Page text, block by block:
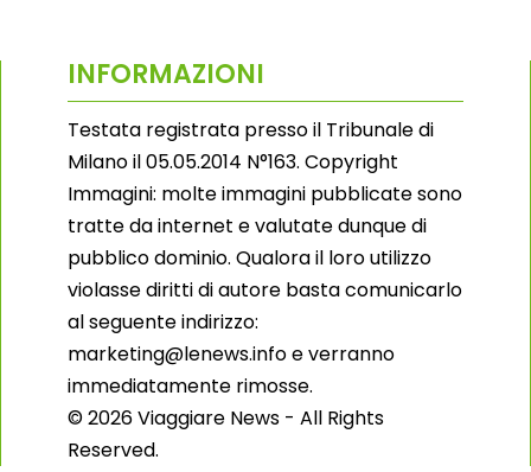
INFORMAZIONI
Testata registrata presso il Tribunale di
Milano il 05.05.2014 N°163. Copyright
Immagini: molte immagini pubblicate sono
tratte da internet e valutate dunque di
pubblico dominio. Qualora il loro utilizzo
violasse diritti di autore basta comunicarlo
al seguente indirizzo:
marketing@lenews.info e verranno
immediatamente rimosse.
© 2026 Viaggiare News - All Rights
Reserved.